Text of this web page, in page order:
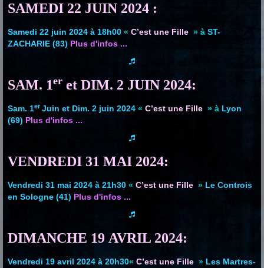
SAMEDI 22 JUIN 2024 :
Samedi 22 juin 2024 à 18h00 « C’est une Fille » à ST-
ZACHARIE (83) Plus d'infos ...
SAM. 1er et DIM. 2 JUIN 2024:
Sam. 1erJuin et Dim. 2 juin 2024 « C’est une Fille » à Lyon
(69) Plus d'infos ...
VENDREDI 31 MAI 2024:
Vendredi 31 mai 2024 à 21h30 « C’est une Fille » Le Controis
en Sologne (41) Plus d'infos ...
DIMANCHE 19 AVRIL 2024:
Vendredi 19 avril 2024 à 20h30« C’est une Fille » Les Martres-